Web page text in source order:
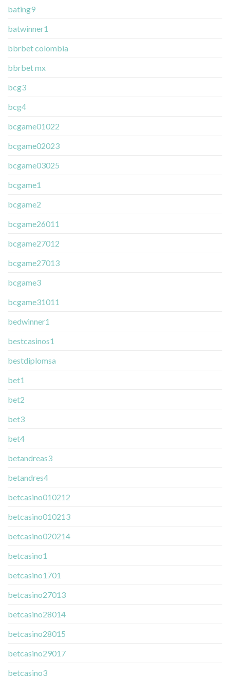
bating9
batwinner1
bbrbet colombia
bbrbet mx
bcg3
bcg4
bcgame01022
bcgame02023
bcgame03025
bcgame1
bcgame2
bcgame26011
bcgame27012
bcgame27013
bcgame3
bcgame31011
bedwinner1
bestcasinos1
bestdiplomsa
bet1
bet2
bet3
bet4
betandreas3
betandres4
betcasino010212
betcasino010213
betcasino020214
betcasino1
betcasino1701
betcasino27013
betcasino28014
betcasino28015
betcasino29017
betcasino3